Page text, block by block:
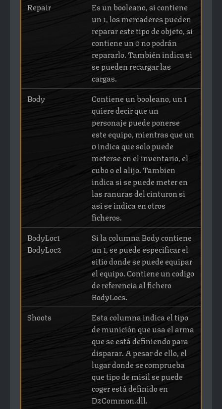
Repair
Es un booleano, si contiene
un 1, los mercaderes pueden
reparar este tipo de objeto, si
contiene un 0 no podrán
repararlo. También indica si
se pueden recargar las
cargas.
Body
Contiene un booleano, un 1
quiere decir que un
personaje puede ponerse
este equipo, mientras que un
0 indica que solo puede
meterse en el inventario, el
cubo o el alijo. Tambien
indica si se puede meter en
las ranuras del cinturon si
así se indica en otros
ficheros.
BodyLoc1
BodyLoc2
Si la columna Body contiene
un 1, se puede especificar el
sitio donde se puede equipar
el equipo. Contiene un codigo
de referencia al fichero
BodyLocs.
Shoots
Esta columna indica el tipo
de munición que usa el arma
que se está definiendo para
disparar. A pesar de ello, el
lugar donde se comprueba
que tipo de misil se puede
coger está definido en
D2Common.dll.